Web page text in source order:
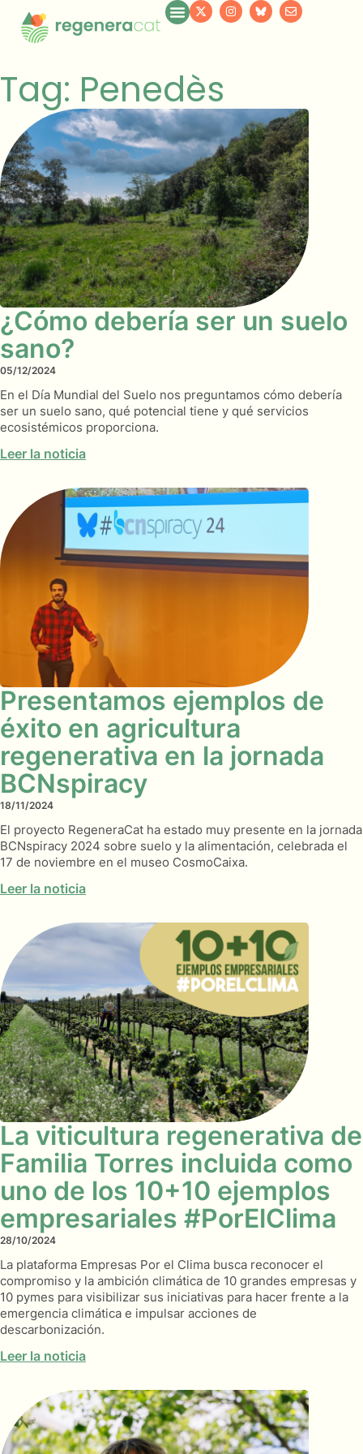
Tag: Penedès
¿Cómo debería ser un suelo
sano?
05/12/2024
En el Día Mundial del Suelo nos preguntamos cómo debería
ser un suelo sano, qué potencial tiene y qué servicios
ecosistémicos proporciona.
Leer la noticia
Presentamos ejemplos de
éxito en agricultura
regenerativa en la jornada
BCNspiracy
18/11/2024
El proyecto RegeneraCat ha estado muy presente en la jornada
BCNspiracy 2024 sobre suelo y la alimentación, celebrada el
17 de noviembre en el museo CosmoCaixa.
Leer la noticia
La viticultura regenerativa de
Familia Torres incluida como
uno de los 10+10 ejemplos
empresariales #PorElClima
28/10/2024
La plataforma Empresas Por el Clima busca reconocer el
compromiso y la ambición climática de 10 grandes empresas y
10 pymes para visibilizar sus iniciativas para hacer frente a la
emergencia climática e impulsar acciones de
descarbonización.
Leer la noticia